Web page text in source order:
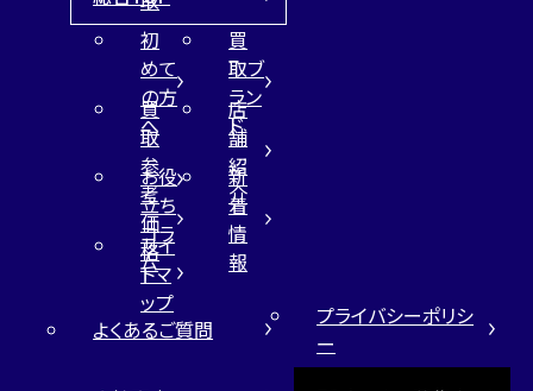
初
めて
の方
へ
買
取ブ
ラン
ド
買
取
参
考
価
格
店
舗
紹
介
お役
立ち
コラ
ム
新
着
情
報
サイ
トマ
ップ
よくあるご質問
プライバシーポリシ
ー